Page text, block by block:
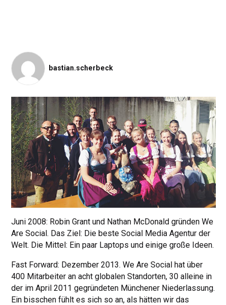
bastian.scherbeck
Juni 2008: Robin Grant und Nathan McDonald gründen We
Are Social. Das Ziel: Die beste Social Media Agentur der
Welt. Die Mittel: Ein paar Laptops und einige große Ideen.
Fast Forward: Dezember 2013. We Are Social hat über
400 Mitarbeiter an acht globalen Standorten, 30 alleine in
der im April 2011 gegründeten Münchener Niederlassung.
Ein bisschen fühlt es sich so an, als hätten wir das